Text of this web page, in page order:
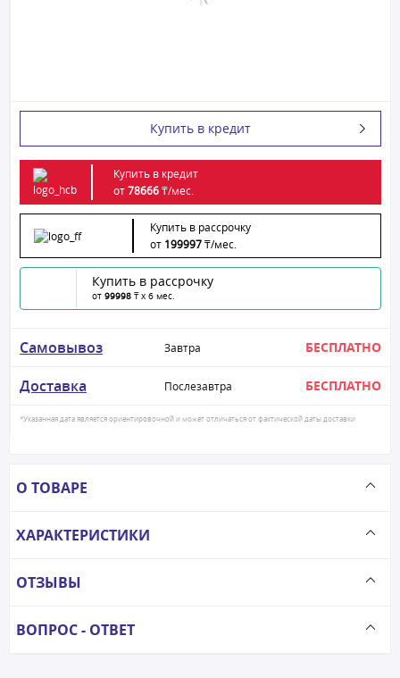
Купить в кредит
Купить в кредит
от78666₸/мес.
Купить в рассрочку
от 199997₸/мес.
Купить в рассрочку
от 99998 ₸ x 6 мес.
Самовывоз Завтра БЕСПЛАТНО
Доставка Послезавтра БЕСПЛАТНО
*Указанная дата является ориентировочной и может отличаться от фактической даты доставки
О ТОВАРЕ
ХАРАКТЕРИСТИКИ
ОТЗЫВЫ
ВОПРОС - ОТВЕТ